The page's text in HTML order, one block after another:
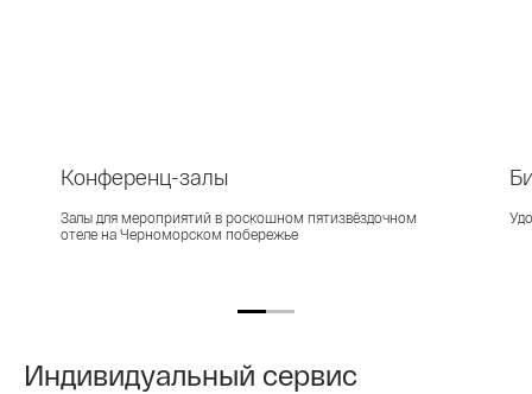
Конференц-залы
Залы для мероприятий в роскошном пятизвёздочном
отеле на Черноморском побережье
Индивидуальный сервис